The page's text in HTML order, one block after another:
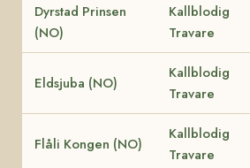
Dyrstad Prinsen
(NO)
Kallblodig
Travare
Eldsjuba (NO)
Kallblodig
Travare
Flåli Kongen (NO)
Kallblodig
Travare